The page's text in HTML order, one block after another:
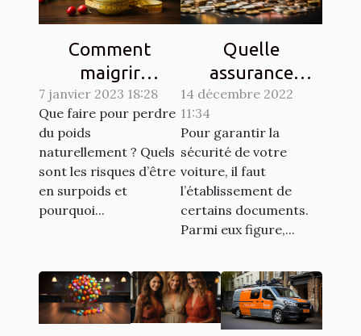
Comment
maigrir
naturellement ?
7 janvier 2023 18:28
Que faire pour perdre
du poids
naturellement ? Quels
sont les risques d’être
en surpoids et
pourquoi...
Quelle
assurance
choisir pour son
14 décembre 2022
11:34
Pour garantir la
sécurité de votre
voiture, il faut
l’établissement de
certains documents.
Parmi eux figure,...